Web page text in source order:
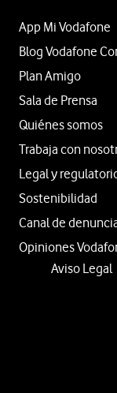
App Mi Vodafone
Blog Vodafone
Plan Amigo
Sala de Prensa
Quiénes somos
Trabaja con
Legal y
Sostenibilidad
Canal de
Opiniones
Aviso Legal